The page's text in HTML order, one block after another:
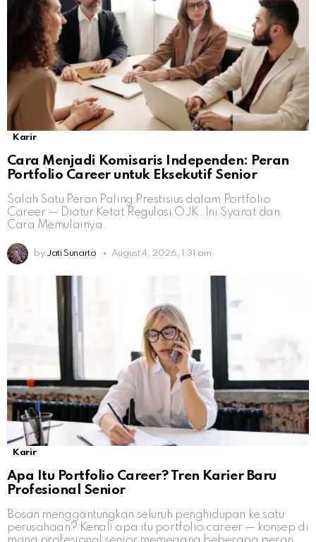
Karir
Cara Menjadi Komisaris Independen: Peran
Portfolio Career untuk Eksekutif Senior
Salah Satu Peran Paling Prestisius dalam Portfolio
Career — Diatur Ketat Regulasi OJK. Ini Syarat dan
Cara Memulainya.
by Jati Sunarto August 4, 2026, 1:31 am
Karir
Apa Itu Portfolio Career? Tren Karier Baru
Profesional Senior
Bosan menggantungkan seluruh penghidupan ke satu
perusahaan? Kenali apa itu portfolio career — konsep di